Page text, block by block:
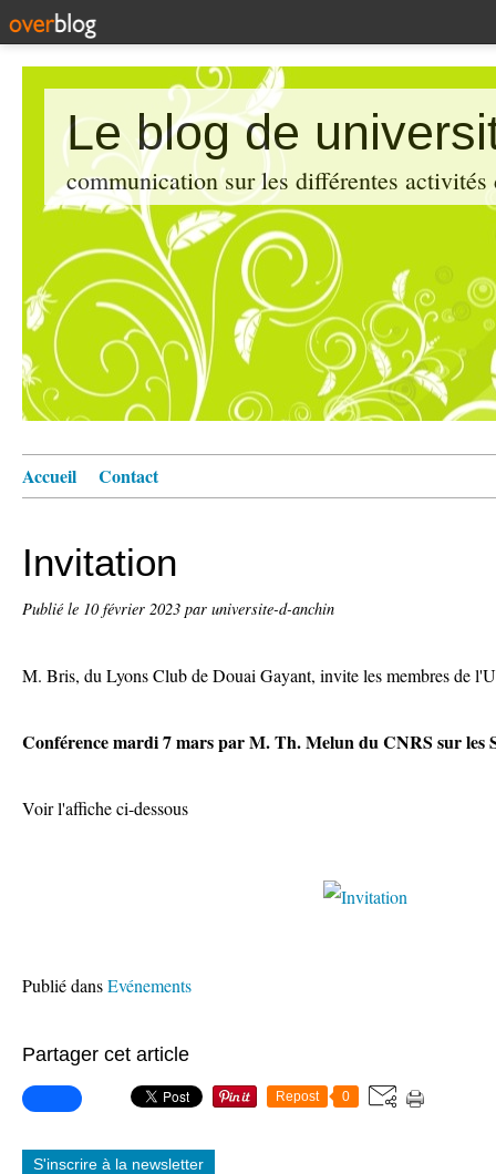
Le blog de
communication sur les différentes
Accueil Contact
Invitation
Publié le 10 février 2023 par universite-d-anchin
M. Bris, du Lyons Club de Douai Gayant, invite les membres de
Conférence mardi 7 mars par M. Th. Melun du CNRS sur les
Voir l'affiche ci-dessous
Publié dansEvénements
Partager cet article
Repost 0
S'inscrire à la newsletter